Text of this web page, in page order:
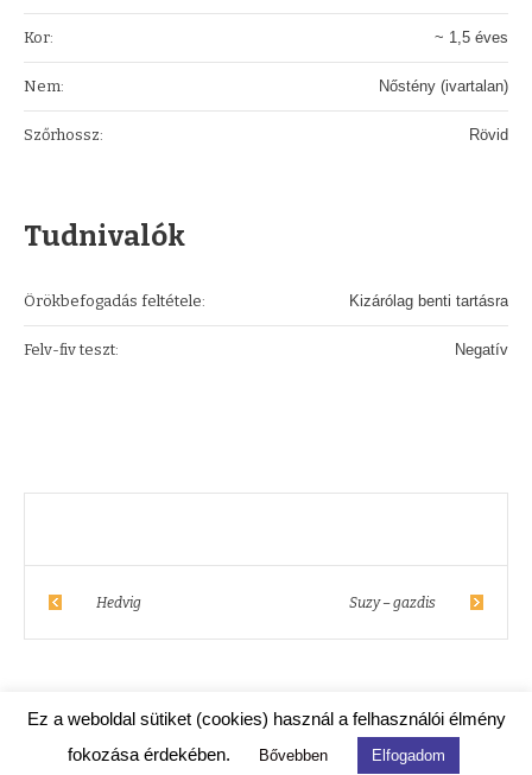
Kor: ~ 1,5 éves
Nem: Nőstény (ivartalan)
Szőrhossz: Rövid
Tudnivalók
Örökbefogadás feltétele: Kizárólag benti tartásra
Felv-fiv teszt: Negatív
Hedvig Suzy – gazdis
Kismaszat Állatmentő Egyesület © 2020 / Minden jog fenntartva.
Ez a weboldal sütiket (cookies) használ a felhasználói élmény
fokozása érdekében.
Bővebben Elfogadom